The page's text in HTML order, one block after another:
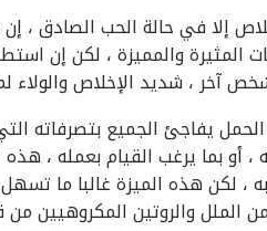
إلا في حالة الحب الصادق ،
المثيرة والمميزة ، لكن إن
آخر ، شديد الإخلاص والولاء
الحمل يفاجئ الجميع بتصرفاته
، أو بما يرغب القيام بعمله ،
، لكن هذه الميزة غالبا ما
الملل والروتين المكروهيين من